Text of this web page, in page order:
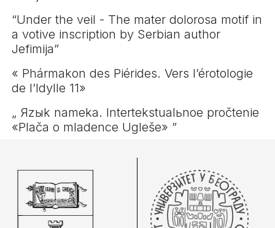
“Under the veil - The mater dolorosa motif in
a votive inscription by Serbian author
Jefimija”
« Phármakon des Piérides. Vers l’érotologie
de l’Idylle 11»
„ Яzыk nameka. Intertekstualьnoe pročtenie
«Plača o mladence Ugleše» ”